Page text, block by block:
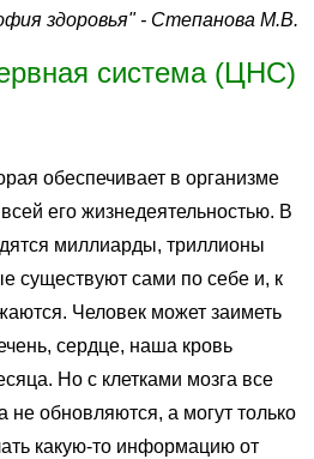
здоровья" - Степанова М.В.
система (ЦНС)
обеспечивает в организме
его жизнедеятельностью. В
миллиарды, триллионы
существуют сами по себе и, к
Человек может заиметь
сердце, наша кровь
Но с клетками мозга все
не обновляются, а могут только
какую-то информацию от